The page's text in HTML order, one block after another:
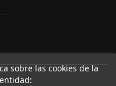
sobre las cookies de la